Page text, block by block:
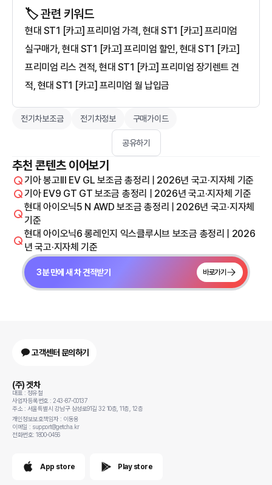
🏷️ 관련 키워드
현대 ST1 [카고] 프리미엄 가격, 현대 ST1 [카고] 프리미엄
실구매가, 현대 ST1 [카고] 프리미엄 할인, 현대 ST1 [카고]
프리미엄 리스 견적, 현대 ST1 [카고] 프리미엄 장기렌트 견
적, 현대 ST1 [카고] 프리미엄 월 납입금
전기차보조금 전기차정보 구매가이드
공유하기
추천 콘텐츠 이어보기
기아 봉고III EV GL 보조금 총정리 | 2026년 국고·지자체 기준
기아 EV9 GT GT 보조금 총정리 | 2026년 국고·지자체 기준
현대 아이오닉5 N AWD 보조금 총정리 | 2026년 국고·지자체
기준
현대 아이오닉6 롱레인지 익스클루시브 보조금 총정리 | 2026
년 국고·지자체 기준
3분 만에 새 차 견적받기 바로가기
고객센터 문의하기
(주) 겟차
대표 : 정유철
사업자등록번호 : 243-87-00137
주소 : 서울특별시 강남구 삼성로91길 32 10층, 11층, 12층
개인정보보호책임자 : 이동용
이메일 : support@getcha.kr
전화번호: 1800-0456
App store Play store